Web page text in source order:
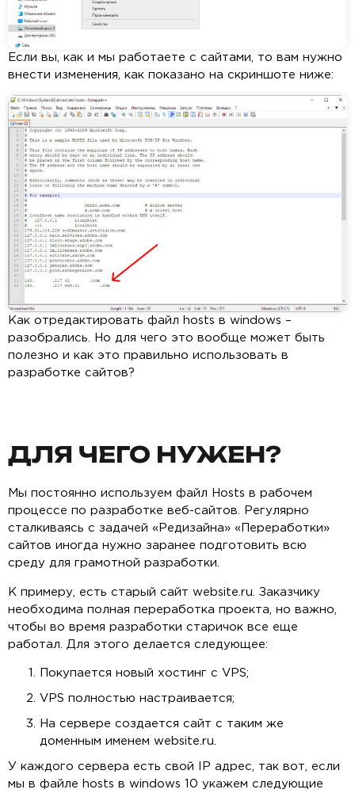
Если вы, как и мы работаете с сайтами, то вам нужно
внести изменения, как показано на скриншоте ниже:
Как отредактировать файл hosts в windows –
разобрались. Но для чего это вообще может быть
полезно и как это правильно использовать в
разработке сайтов?
ДЛЯ ЧЕГО НУЖЕН?
Мы постоянно используем файл Hosts в рабочем
процессе по разработке веб-сайтов. Регулярно
сталкиваясь с задачей «Редизайна» «Переработки»
сайтов иногда нужно заранее подготовить всю
среду для грамотной разработки.
К примеру, есть старый сайт website.ru. Заказчику
необходима полная переработка проекта, но важно,
чтобы во время разработки старичок все еще
работал. Для этого делается следующее:
Покупается новый хостинг с VPS;
VPS полностью настраивается;
На сервере создается сайт с таким же
доменным именем website.ru.
У каждого сервера есть свой IP адрес, так вот, если
мы в файле hosts в windows 10 укажем следующие